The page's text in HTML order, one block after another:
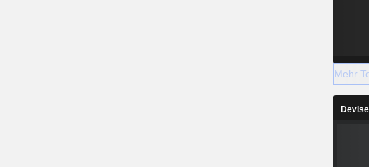
Mehr